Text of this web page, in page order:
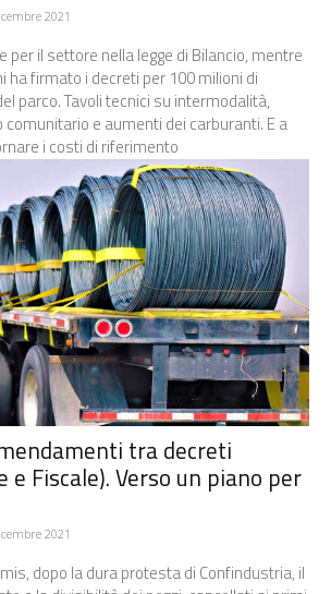
2021
per il settore nella legge di Bilancio, mentre
ha firmato i decreti per 100 milioni di
parco. Tavoli tecnici su intermodalità,
e aumenti dei carburanti. E a
i costi di riferimento
tra decreti
Fiscale). Verso un piano per
2021
dopo la dura protesta di Confindustria, il